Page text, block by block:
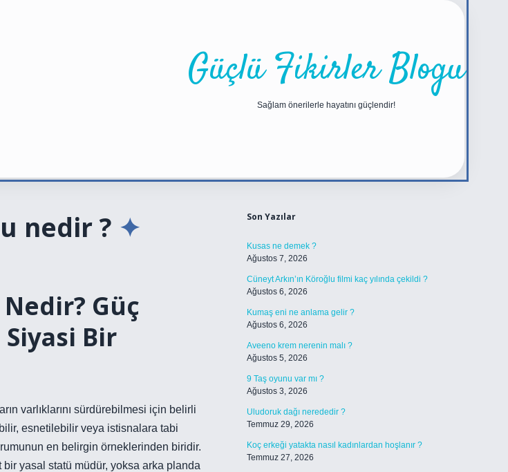
Güçlü Fikirler Blogu
Sağlam önerilerle hayatını güçlendir!
nedir ?
Güç
Bir
varlıklarını sürdürebilmesi için belirli
esnetilebilir veya istisnalara tabi
en belirgin örneklerinden biridir.
bir yasal statü müdür, yoksa arka planda
Son Yazılar
Kusas ne demek ?
Ağustos 7, 2026
Cüneyt Arkın’ın Köroğlu filmi kaç yılında çekildi ?
Ağustos 6, 2026
Kumaş eni ne anlama gelir ?
Ağustos 6, 2026
Aveeno krem nerenin malı ?
Ağustos 5, 2026
9 Taş oyunu var mı ?
Ağustos 3, 2026
Uludoruk dağı nerededir ?
Temmuz 29, 2026
Koç erkeği yatakta nasıl kadınlardan hoşlanır ?
Temmuz 27, 2026